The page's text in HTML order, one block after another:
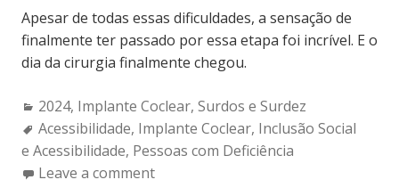
Apesar de todas essas dificuldades, a sensação de
finalmente ter passado por essa etapa foi incrível. E o
dia da cirurgia finalmente chegou.
Categories:
2024, Implante Coclear, Surdos e Surdez
Tags:
Acessibilidade, Implante Coclear, Inclusão Social
e Acessibilidade, Pessoas com Deficiência
Leave a comment